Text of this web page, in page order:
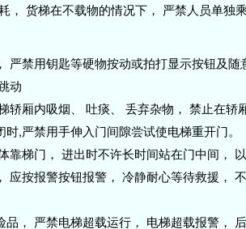
， 货梯在不载物的情况下， 严禁人员单独乘
严禁用钥匙等硬物按动或拍打显示按钮及
动
轿厢内吸烟、 吐痰、 丢弃杂物， 禁止在
,严禁用手伸入门间隙尝试使电梯重开门。
靠梯门， 进出时不许长时间站在门中间， 以
应按报警按钮报警， 冷静耐心等待救援，
， 严禁电梯超载运行， 电梯超载报警，